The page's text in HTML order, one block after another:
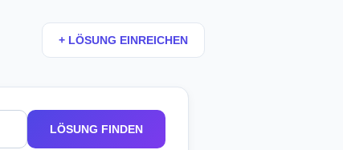
+ LÖSUNG EINREICHEN
LÖSUNG FINDEN